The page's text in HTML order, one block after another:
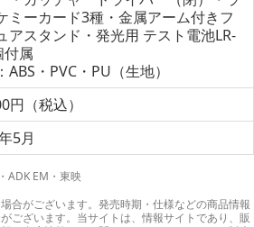
ミーカード3種・金属アーム付きフ
アスタンド・発光用 テスト電池LR-
付属
ABS・PVC・PU（生地）
円（税込）
5月
ADK EM・東映
合がございます。発売時期・仕様などの商品情報
ございます。当サイトは、情報サイトであり、販